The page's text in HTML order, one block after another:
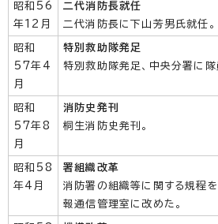
昭和56
年12月
二代消防長就任
二代消防長に下山芳男氏就任。
昭和
57年4
月
特別救助隊発足
特別救助隊発足、中央分署に隊
昭和
57年8
月
消防史発刊
桐生消防史発刊。
昭和58
年4月
署組織改革
消防署の組織等に関する規程
報通信管理室に改めた。